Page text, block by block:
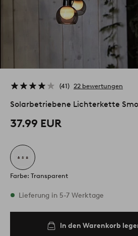
41 22 bewertungen
Solarbetriebene Lichterkette
37.99 EUR
Farbe: Transparent
Vorrätig
Lieferung in 5-7 Werktage
In den Warenkorb